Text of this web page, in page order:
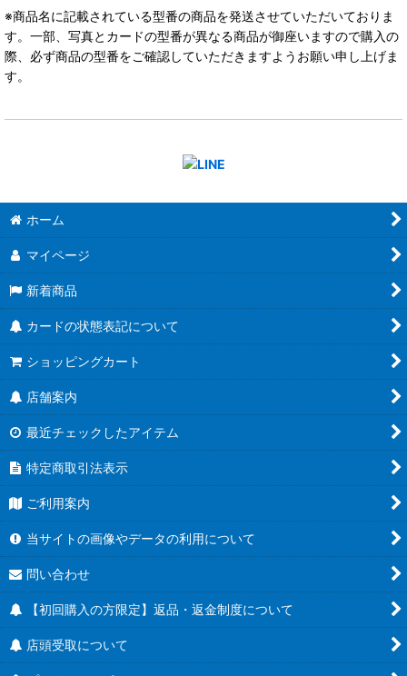
※商品名に記載されている型番の商品を発送させていただいておりま
す。一部、写真とカードの型番が異なる商品が御座いますので購入の
際、必ず商品の型番をご確認していただきますようお願い申し上げま
す。
ホーム
マイページ
新着商品
カードの状態表記について
ショッピングカート
店舗案内
最近チェックしたアイテム
特定商取引法表示
ご利用案内
当サイトの画像やデータの利用について
問い合わせ
【初回購入の方限定】返品・返金制度について
店頭受取について